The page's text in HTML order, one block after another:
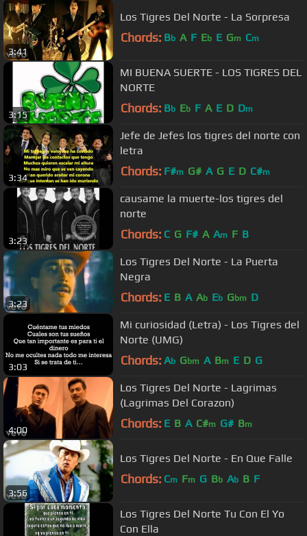
3:41
Los Tigres Del Norte - La Sorpresa
Chords: Bb A F Eb E Gm Cm
3:15
MI BUENA SUERTE - LOS TIGRES DEL
NORTE
Chords: Bb Eb F A E D Dm
3:34
Jefe de Jefes los tigres del norte con
letra
Chords: F#m G# A G E D C#m
3:23
causame la muerte-los tigres del
norte
Chords: C G F# A Am F B
3:23
Los Tigres Del Norte - La Puerta
Negra
Chords: E B A Ab Eb Gbm D
3:03
Mi curiosidad (Letra) - Los Tigres del
Norte (UMG)
Chords: Ab Gbm A Bm E D G
4:00
Los Tigres Del Norte - Lagrimas
(Lagrimas Del Corazon)
Chords: E B A C#m G# Bm
3:56
Los Tigres Del Norte - En Que Falle
Chords: Cm Fm G Bb Ab B F
Los Tigres Del Norte Tu Con El Yo
Con Ella